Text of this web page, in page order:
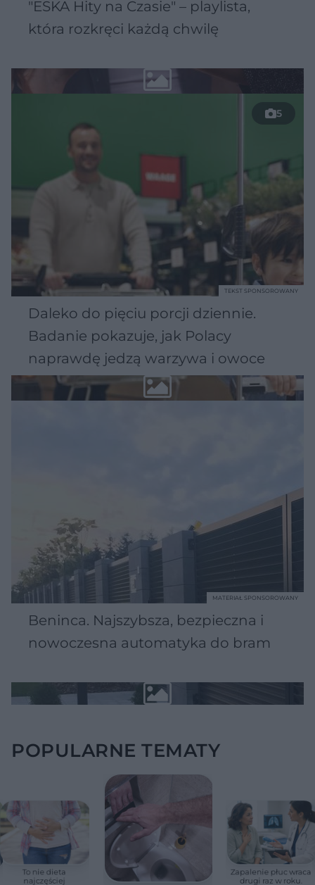
"ESKA Hity na Czasie" – playlista,
która rozkręci każdą chwilę
5
Daleko do pięciu porcji dziennie.
Badanie pokazuje, jak Polacy
naprawdę jedzą warzywa i owoce
TEKST SPONSOROWANY
Beninca. Najszybsza, bezpieczna i
nowoczesna automatyka do bram
MATERIAŁ SPONSOROWANY
POPULARNE TEMATY
To nie dieta
najczęściej
Zapalenie płuc wraca
drugi raz w roku.